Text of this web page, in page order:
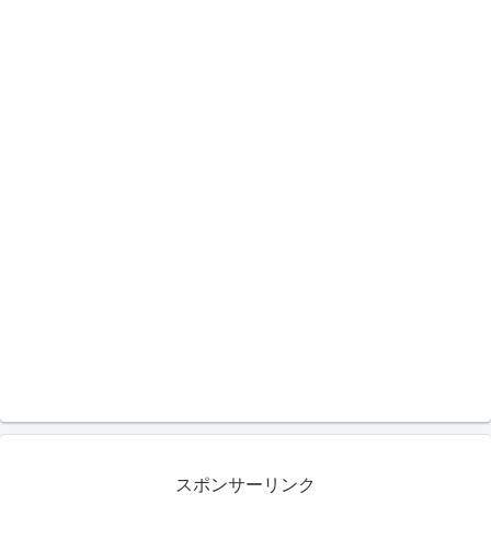
スポンサーリンク